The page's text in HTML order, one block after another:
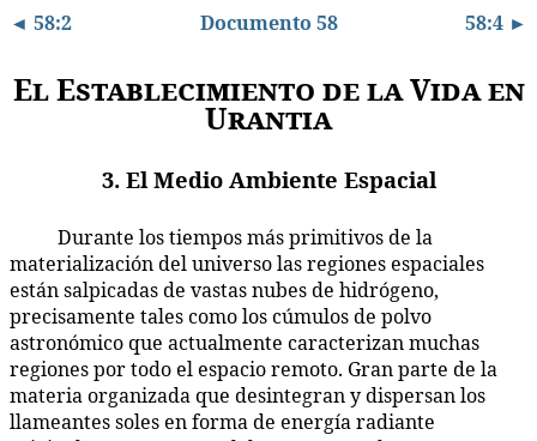
◄ 58:2 Documento 58 58:4 ►
El Establecimiento de la Vida en
Urantia
3. El Medio Ambiente Espacial
Durante los tiempos más primitivos de la
materialización del universo las regiones espaciales
están salpicadas de vastas nubes de hidrógeno,
precisamente tales como los cúmulos de polvo
astronómico que actualmente caracterizan muchas
regiones por todo el espacio remoto. Gran parte de la
materia organizada que desintegran y dispersan los
llameantes soles en forma de energía radiante